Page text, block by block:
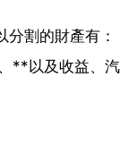
割的財產有：
**以及收益、汽